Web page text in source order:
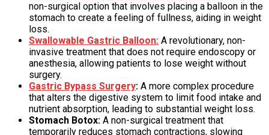
non-surgical option that involves placing a balloon in the
stomach to create a feeling of fullness, aiding in weight
loss.
Swallowable Gastric Balloon: A revolutionary, non-
invasive treatment that does not require endoscopy or
anesthesia, allowing patients to lose weight without
surgery.
Gastric Bypass Surgery: A more complex procedure
that alters the digestive system to limit food intake and
nutrient absorption, leading to substantial weight loss.
Stomach Botox: A non-surgical treatment that
temporarily reduces stomach contractions, slowing